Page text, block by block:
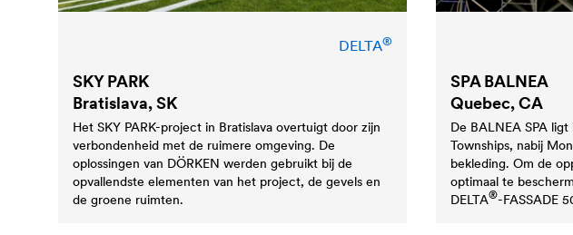
DELTA®
SKY PARK
Bratislava, SK
Het SKY PARK-project in Bratislava overtuigt door zijn
verbondenheid met de ruimere omgeving. De
oplossingen van DÖRKEN werden gebruikt bij de
opvallendste elementen van het project, de gevels en
de groene ruimten.
SPA BALNEA
Quebec, CA
De BALNEA SPA
Townships, nabij
bekleding. Om de
optimaal te
DELTA®-FASSADE